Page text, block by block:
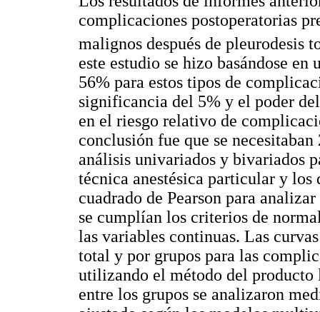
complicaciones postoperatorias
malignos después de pleurodesis
este estudio se hizo basándose
56% para estos tipos de
significancia del 5% y el poder
en el riesgo relativo de
conclusión fue que se
análisis univariados y bivariados
técnica anestésica particular y
cuadrado de Pearson para
se cumplían los criterios de
las variables continuas. Las
total y por grupos para las
utilizando el método del
entre los grupos se analizaron